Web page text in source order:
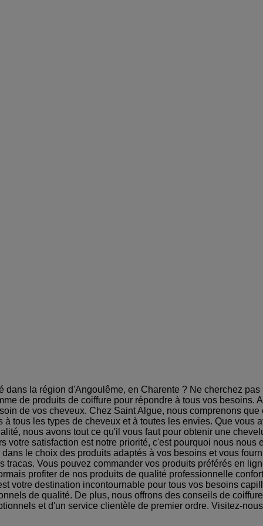
la région d'Angoulême, en Charente ? Ne cherchez
de produits de coiffure pour répondre à tous vos besoins.
de vos cheveux. Chez Saint Algue, nous comprenons
tous les types de cheveux et à toutes les envies. Que
nous avons tout ce qu'il vous faut pour obtenir une
votre satisfaction est notre priorité, c'est pourquoi nous
le choix des produits adaptés à vos besoins et vous
Vous pouvez commander vos produits préférés en
profiter de nos produits de qualité professionnelle
votre destination incontournable pour tous vos besoins
de qualité. De plus, nous offrons des conseils de
et d'un service clientèle de premier ordre. Visitez-